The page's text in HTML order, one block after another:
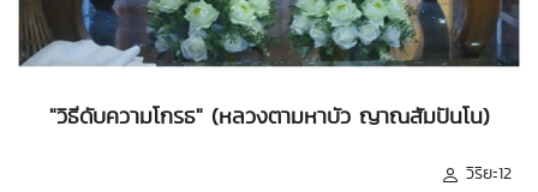
"วิธีดับความโกรธ" (หลวงตามหาบัว ญาณสัมปันโน)
วิริยะ12